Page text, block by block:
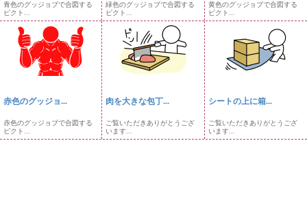
青色のグッジョブで合図する
ピクト...
緑色のグッジョブで合図する
ピクト...
黄色のグッジョブで合図する
ピクト...
赤色のグッジョ...
赤色のグッジョブで合図する
ピクト...
肉を大きな包丁...
ご覧いただきありがとうござ
います...
シートの上に箱...
ご覧いただきありがとうござ
います...